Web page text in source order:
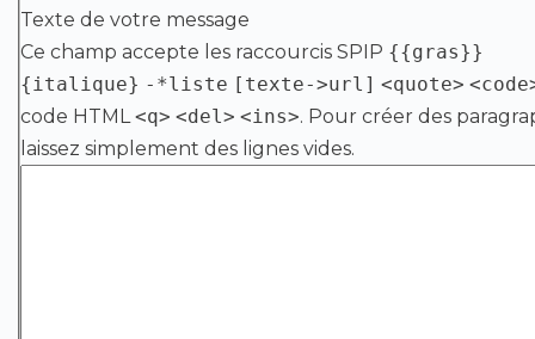
Texte de votre message
Ce champ accepte les raccourcis SPIP {{gras}}
{italique} -*liste [texte->url] <quote>
code HTML<q> <del> <ins>. Pour créer des
laissez simplement des lignes vides.